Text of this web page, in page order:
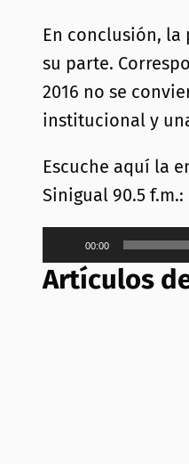
En conclusión, la
su parte.
2016 no se
institucional y
Escuche aquí la
Sinigual 90.5 f.m.:
Reproductor
de
00:00
Artículos